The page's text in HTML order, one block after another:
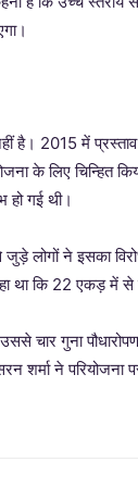
है। 2015 में
के लिए चिन्हित
गई थी।
लोगों ने इसका
था कि 22 एकड़ में से
गुना पौधारोपण
शर्मा ने